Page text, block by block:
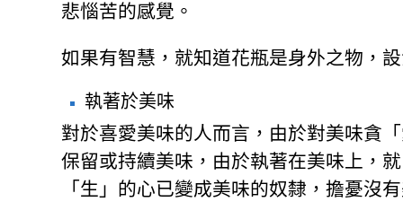
悲惱苦的感覺。
如果有智慧，就知道花瓶是身外之物，
執著於美味
對於喜愛美味的人而言，由於對美味貪
保留或持續美味，由於執著在美味上，
「生」的心已變成美味的奴隸，擔憂沒